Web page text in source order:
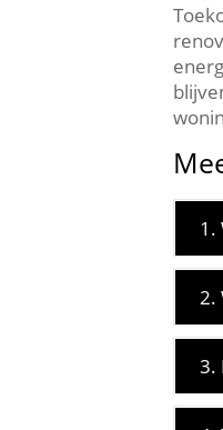
1.
2.
3.